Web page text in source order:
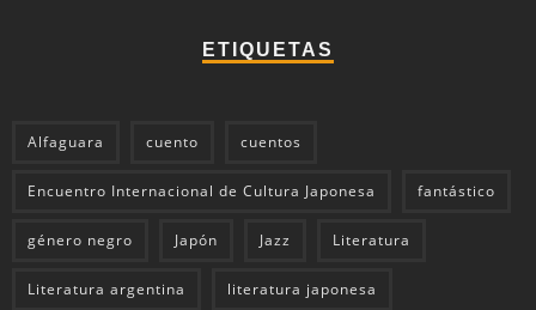
ETIQUETAS
Alfaguara cuento cuentos
Encuentro Internacional de Cultura Japonesa fantástico
género negro Japón Jazz Literatura
Literatura argentina literatura japonesa